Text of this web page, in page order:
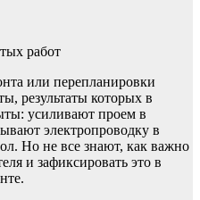
работ
или перепланировки
результаты которых в
усиливают проем в
электропроводку в
Но не все знают, как важно
и зафиксировать это в